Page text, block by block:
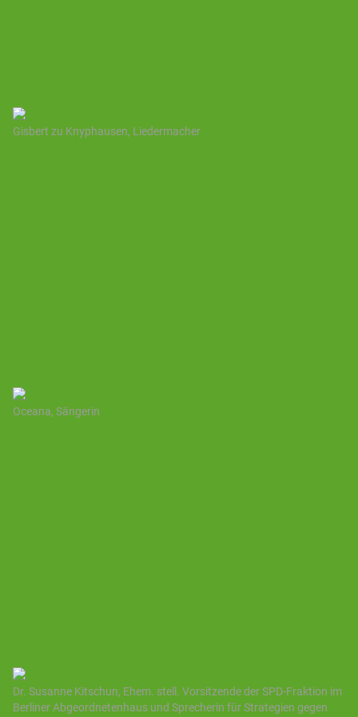
Gisbert zu Knyphausen, Liedermacher
Oceana, Sängerin
Dr. Susanne Kitschun, Ehem. stell. Vorsitzende der SPD-Fraktion im
Berliner Abgeordnetenhaus und Sprecherin für Strategien gegen